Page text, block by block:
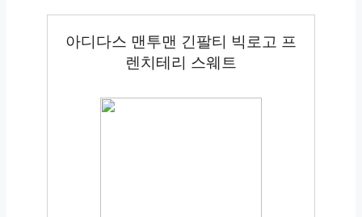
아디다스 맨투맨 긴팔티 빅로고 프
렌치테리 스웨트